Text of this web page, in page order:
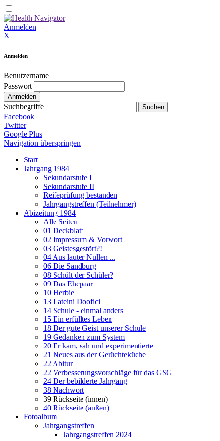
Anmelden
X
Anmelden
Benutzername
Passwort
Suchbegriffe
Facebook
Twitter
Google Plus
Navigation überspringen
Start
Jahrgang 1984
Sekundarstufe I
Sekundarstufe II
Reifeprüfung bestanden
Jahrgangstreffen (Teilnehmer)
Abizeitung 1984
Alle Seiten
01 Deckblatt
02 Impressum & Vorwort
03 Geistesgestört?!
04 Aus lauter Nullen ...
06 Die Sandburg
08 Schült der Schüler?
09 Das Ehepaar
10 Herbie
13 Lateini Doofici
14 Schule - einmal anders
15 Ein erfülltes Leben
18 Der gute Geist unserer Schule
19 Gedanken zum System
20 Er kam, sah und experimentierte
21 Neues aus der Gerüchteküche
22 Abitur
22 Verbesserungsvorschläge für das GSG
24 Der bebilderte Jahrgang
38 Nachwort
39 Rückseite (innen)
40 Rückseite (außen)
Fotoalbum
Jahrgangstreffen
Jahrgangstreffen 2024